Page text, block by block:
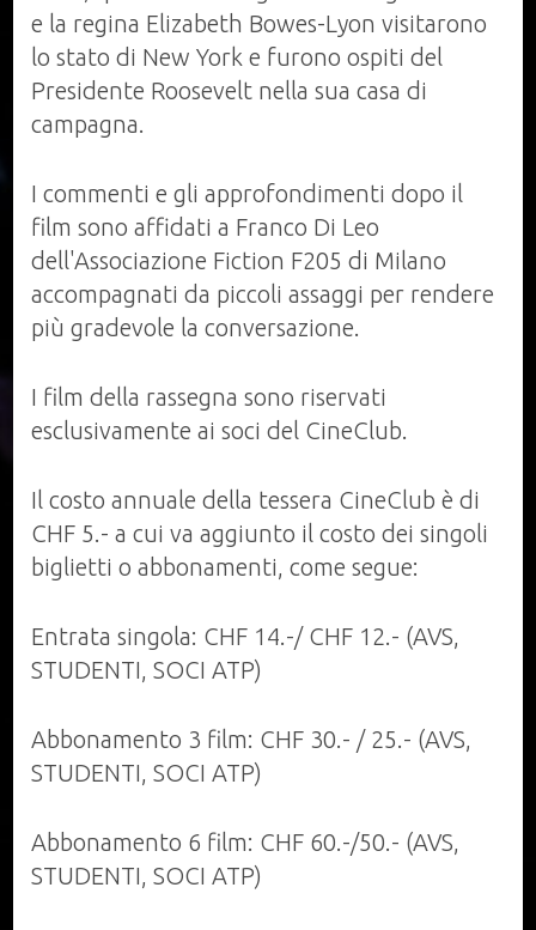
e la regina Elizabeth Bowes-Lyon visitarono
lo stato di New York e furono ospiti del
Presidente Roosevelt nella sua casa di
campagna.
I commenti e gli approfondimenti dopo il
film sono affidati a Franco Di Leo
dell'Associazione Fiction F205 di Milano
accompagnati da piccoli assaggi per rendere
più gradevole la conversazione.
I film della rassegna sono riservati
esclusivamente ai soci del CineClub.
Il costo annuale della tessera CineClub è di
CHF 5.- a cui va aggiunto il costo dei singoli
biglietti o abbonamenti, come segue:
Entrata singola: CHF 14.-/ CHF 12.- (AVS,
STUDENTI, SOCI ATP)
Abbonamento 3 film: CHF 30.- / 25.- (AVS,
STUDENTI, SOCI ATP)
Abbonamento 6 film: CHF 60.-/50.- (AVS,
STUDENTI, SOCI ATP)